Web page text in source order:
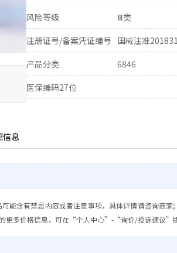
风险等级
Ⅲ类
注册证号/备案凭证编号 国械注准
产品分类
6846
医保编码27位
信息
可能含有禁忌内容或者注意事项，具体详情请咨询商
多价格信息，可在“个人中心”-“询价/投诉建议”版